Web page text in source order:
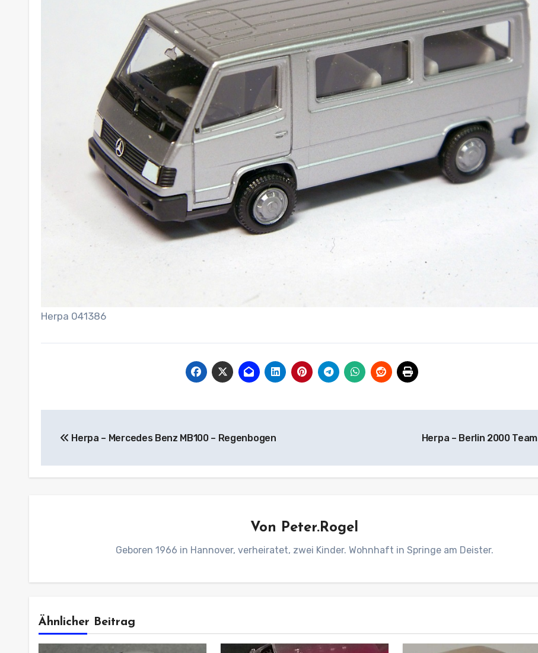
Herpa 041386
Herpa – Mercedes Benz MB100 – Regenbogen Herpa – Berlin 2000 Team
Von Peter.Rogel
Geboren 1966 in Hannover, verheiratet, zwei Kinder. Wohnhaft in Springe am Deister.
Ähnlicher Beitrag